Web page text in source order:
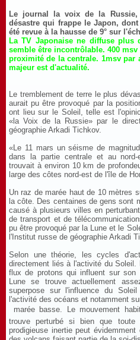
Le journal la voix de la
désastre qui frappe le Japon,
été revue à la hausse de 9° sur
La TV Japonaise ne diffuse
semble être incontrôlable. 400
proximité de la centrale. 1msv par
majeur est d'actualité.
Le tremblement de terre le plus
aurait pu être provoqué par la
ont lieu sur le Soleil, telle est
«la Voix de la Russie» par le
géographie Arkadi Tichkov.
«Le 11 mars un séisme de
dans la partie centrale et au
trouvait à environ 10 km de
large des côtes nord-est de l'île de
Un raz de marée haut de 10 mètres
la côte. Des centaines de gens sont
causé à plusieurs villes en
de transport et de
pu être provoqué par la Lune et le
l'Institut russe de géographie Arkadi
Selon une théorie, les cycles
directement liés à l'activité du Soleil.
flux de protons qui influent sur
Lune se trouve actuellement
superpose sur l'influence du
l'activité des océans et notamment
 marée basse. Le mouvement
trouve perturbé si bien que toute
prodigieuse inertie peut